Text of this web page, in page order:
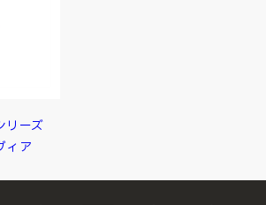
リーズ
ィア